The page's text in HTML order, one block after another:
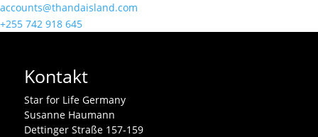
accounts@thandaisland.com
+255 742 918 645
Kontakt
Star for Life Germany
Susanne Haumann
Dettinger Straße 157-159